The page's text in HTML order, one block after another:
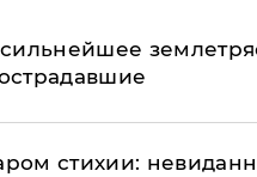
стихии: